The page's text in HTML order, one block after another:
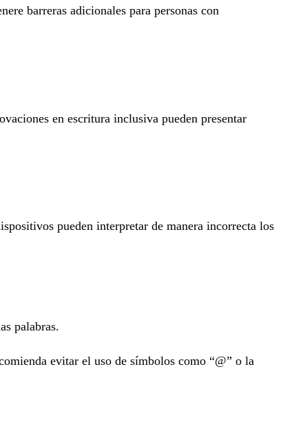
barreras adicionales para personas con
en escritura inclusiva pueden presentar
pueden interpretar de manera incorrecta los
palabras.
evitar el uso de símbolos como “@” o la